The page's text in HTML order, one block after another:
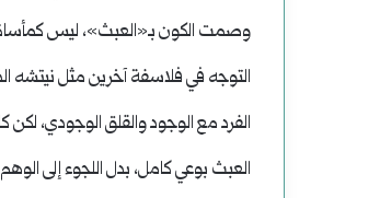
وصمت الكون بـ«العبث»، ليس
التوجه في فلاسفة آخرين مثل نيتشه
الفرد مع الوجود والقلق الوجودي،
العبث بوعي كامل، بدل اللجوء إلى